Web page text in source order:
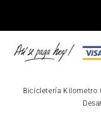
Bicicletería Kilometro